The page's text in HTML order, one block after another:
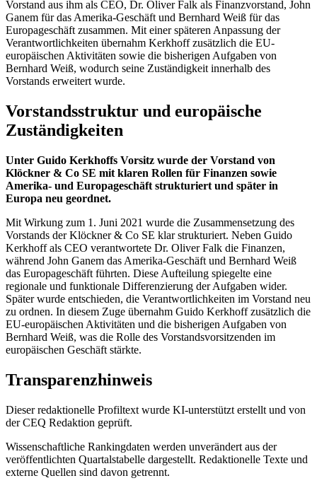
Vorstand aus ihm als CEO, Dr. Oliver Falk als Finanzvorstand, John
Ganem für das Amerika-Geschäft und Bernhard Weiß für das
Europageschäft zusammen. Mit einer späteren Anpassung der
Verantwortlichkeiten übernahm Kerkhoff zusätzlich die EU-
europäischen Aktivitäten sowie die bisherigen Aufgaben von
Bernhard Weiß, wodurch seine Zuständigkeit innerhalb des
Vorstands erweitert wurde.
Vorstandsstruktur und europäische
Zuständigkeiten
Unter Guido Kerkhoffs Vorsitz wurde der Vorstand von
Klöckner & Co SE mit klaren Rollen für Finanzen sowie
Amerika- und Europageschäft strukturiert und später in
Europa neu geordnet.
Mit Wirkung zum 1. Juni 2021 wurde die Zusammensetzung des
Vorstands der Klöckner & Co SE klar strukturiert. Neben Guido
Kerkhoff als CEO verantwortete Dr. Oliver Falk die Finanzen,
während John Ganem das Amerika-Geschäft und Bernhard Weiß
das Europageschäft führten. Diese Aufteilung spiegelte eine
regionale und funktionale Differenzierung der Aufgaben wider.
Später wurde entschieden, die Verantwortlichkeiten im Vorstand neu
zu ordnen. In diesem Zuge übernahm Guido Kerkhoff zusätzlich die
EU-europäischen Aktivitäten und die bisherigen Aufgaben von
Bernhard Weiß, was die Rolle des Vorstandsvorsitzenden im
europäischen Geschäft stärkte.
Transparenzhinweis
Dieser redaktionelle Profiltext wurde KI-unterstützt erstellt und von
der CEQ Redaktion geprüft.
Wissenschaftliche Rankingdaten werden unverändert aus der
veröffentlichten Quartalstabelle dargestellt. Redaktionelle Texte und
externe Quellen sind davon getrennt.